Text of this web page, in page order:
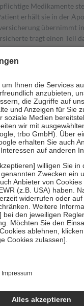
Medikamente
erhält sie in der
übernimmt
trägt einen Teil
Zuzahlungen
Es sind jedoch nie mehr
entrichten.
auch für
Krankenpflege
der Kosten sowie
Versicherten für ihre
Stellung der Familie
an bei:
bis zum
Vorsorge und
dass es sich um
hc/de/articles/